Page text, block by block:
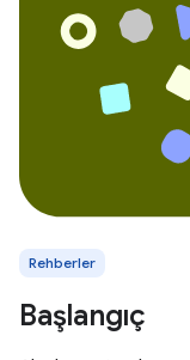
Rehberler
Başlangıç